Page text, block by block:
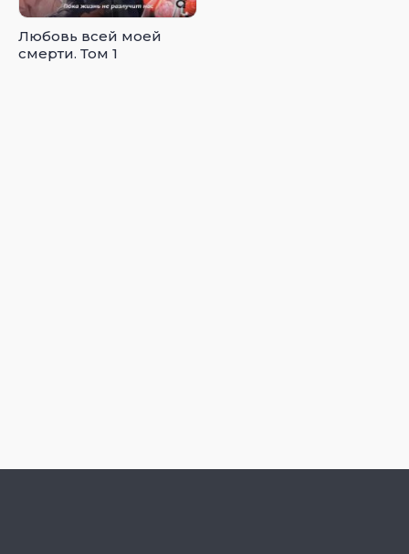
Любовь всей моей
смерти. Том 1